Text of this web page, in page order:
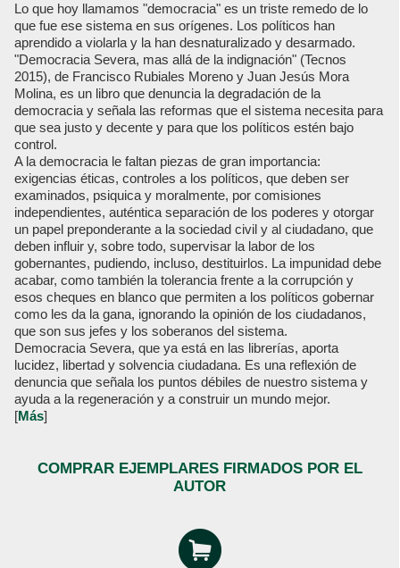
Lo que hoy llamamos "democracia" es un triste remedo de lo
que fue ese sistema en sus orígenes. Los políticos han
aprendido a violarla y la han desnaturalizado y desarmado.
"Democracia Severa, mas allá de la indignación" (Tecnos
2015), de Francisco Rubiales Moreno y Juan Jesús Mora
Molina, es un libro que denuncia la degradación de la
democracia y señala las reformas que el sistema necesita para
que sea justo y decente y para que los políticos estén bajo
control.
A la democracia le faltan piezas de gran importancia:
exigencias éticas, controles a los políticos, que deben ser
examinados, psiquica y moralmente, por comisiones
independientes, auténtica separación de los poderes y otorgar
un papel preponderante a la sociedad civil y al ciudadano, que
deben influir y, sobre todo, supervisar la labor de los
gobernantes, pudiendo, incluso, destituirlos. La impunidad debe
acabar, como también la tolerancia frente a la corrupción y
esos cheques en blanco que permiten a los políticos gobernar
como les da la gana, ignorando la opinión de los ciudadanos,
que son sus jefes y los soberanos del sistema.
Democracia Severa, que ya está en las librerías, aporta
lucidez, libertad y solvencia ciudadana. Es una reflexión de
denuncia que señala los puntos débiles de nuestro sistema y
ayuda a la regeneración y a construir un mundo mejor.
[Más]
COMPRAR EJEMPLARES FIRMADOS POR EL
AUTOR